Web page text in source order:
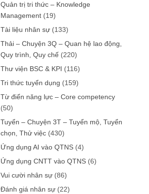
Quản trị tri thức – Knowledge
Management (19)
Tài liệu nhân sự (133)
Thải – Chuyện 3Q – Quan hệ lao động,
Quy trình, Quy chế (220)
Thư viện BSC & KPI (116)
Tri thức tuyển dụng (159)
Từ điển năng lực – Core competency
(50)
Tuyển – Chuyện 3T – Tuyển mộ, Tuyển
chọn, Thử việc (430)
Ứng dụng AI vào QTNS (4)
Ứng dụng CNTT vào QTNS (6)
Vui cười nhân sự (86)
Đánh giá nhân sự (22)